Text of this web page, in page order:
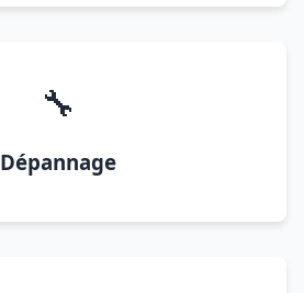
🔧
Dépannage